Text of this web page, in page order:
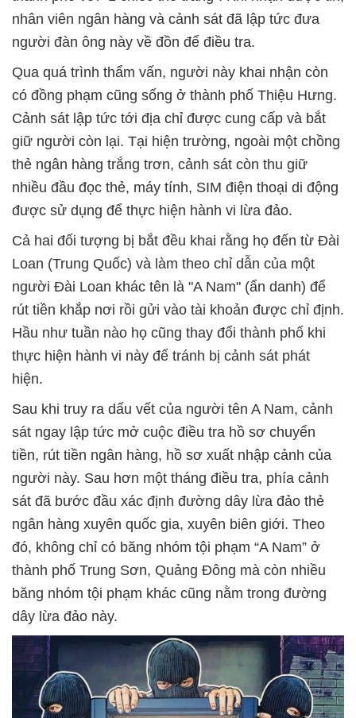
nhân viên ngân hàng và cảnh sát đã lập tức đưa
người đàn ông này về đồn để điều tra.
Qua quá trình thẩm vấn, người này khai nhận còn
có đồng phạm cũng sống ở thành phố Thiệu Hưng.
Cảnh sát lập tức tới địa chỉ được cung cấp và bắt
giữ người còn lại. Tại hiện trường, ngoài một chồng
thẻ ngân hàng trắng trơn, cảnh sát còn thu giữ
nhiều đầu đọc thẻ, máy tính, SIM điện thoại di động
được sử dụng để thực hiện hành vi lừa đảo.
Cả hai đối tượng bị bắt đều khai rằng họ đến từ Đài
Loan (Trung Quốc) và làm theo chỉ dẫn của một
người Đài Loan khác tên là "A Nam" (ẩn danh) để
rút tiền khắp nơi rồi gửi vào tài khoản được chỉ định.
Hầu như tuần nào họ cũng thay đổi thành phố khi
thực hiện hành vi này để tránh bị cảnh sát phát
hiện.
Sau khi truy ra dấu vết của người tên A Nam, cảnh
sát ngay lập tức mở cuộc điều tra hồ sơ chuyển
tiền, rút tiền ngân hàng, hồ sơ xuất nhập cảnh của
người này. Sau hơn một tháng điều tra, phía cảnh
sát đã bước đầu xác định đường dây lừa đảo thẻ
ngân hàng xuyên quốc gia, xuyên biên giới. Theo
đó, không chỉ có băng nhóm tội phạm “A Nam” ở
thành phố Trung Sơn, Quảng Đông mà còn nhiều
băng nhóm tội phạm khác cũng nằm trong đường
dây lừa đảo này.